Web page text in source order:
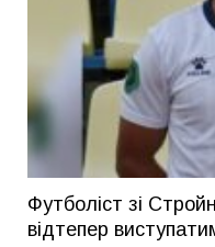
Футболіст зі
відтепер